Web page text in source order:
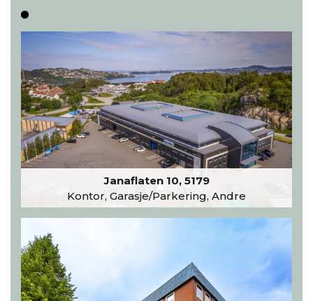
Janaflaten 10, 5179
Kontor, Garasje/Parkering, Andre